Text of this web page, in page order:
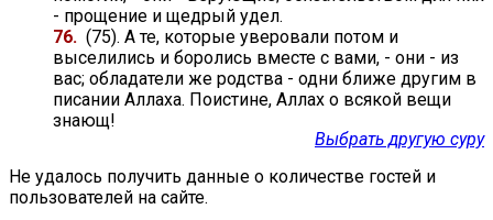
- прощение и щедрый удел.
76. (75). А те, которые уверовали потом и
выселились и боролись вместе с вами, - они - из
вас; обладатели же родства - одни ближе другим в
писании Аллаха. Поистине, Аллах о всякой вещи
знающ!
Выбрать другую суру
Не удалось получить данные о количестве гостей и
пользователей на сайте.